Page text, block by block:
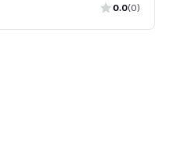
0.0(0)